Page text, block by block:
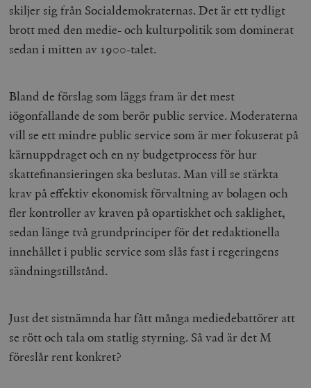
skiljer sig från Socialdemokraternas. Det är ett tydligt
brott med den medie- och kulturpolitik som dominerat
sedan i mitten av 1900-talet.
Bland de förslag som läggs fram är det mest
iögonfallande de som berör public service. Moderaterna
vill se ett mindre public service som är mer fokuserat på
kärnuppdraget och en ny budgetprocess för hur
skattefinansieringen ska beslutas. Man vill se stärkta
krav på effektiv ekonomisk förvaltning av bolagen och
fler kontroller av kraven på opartiskhet och saklighet,
sedan länge två grundprinciper för det redaktionella
innehållet i public service som slås fast i regeringens
sändningstillstånd.
Just det sistnämnda har fått många mediedebattörer att
se rött och tala om statlig styrning. Så vad är det M
föreslår rent konkret?